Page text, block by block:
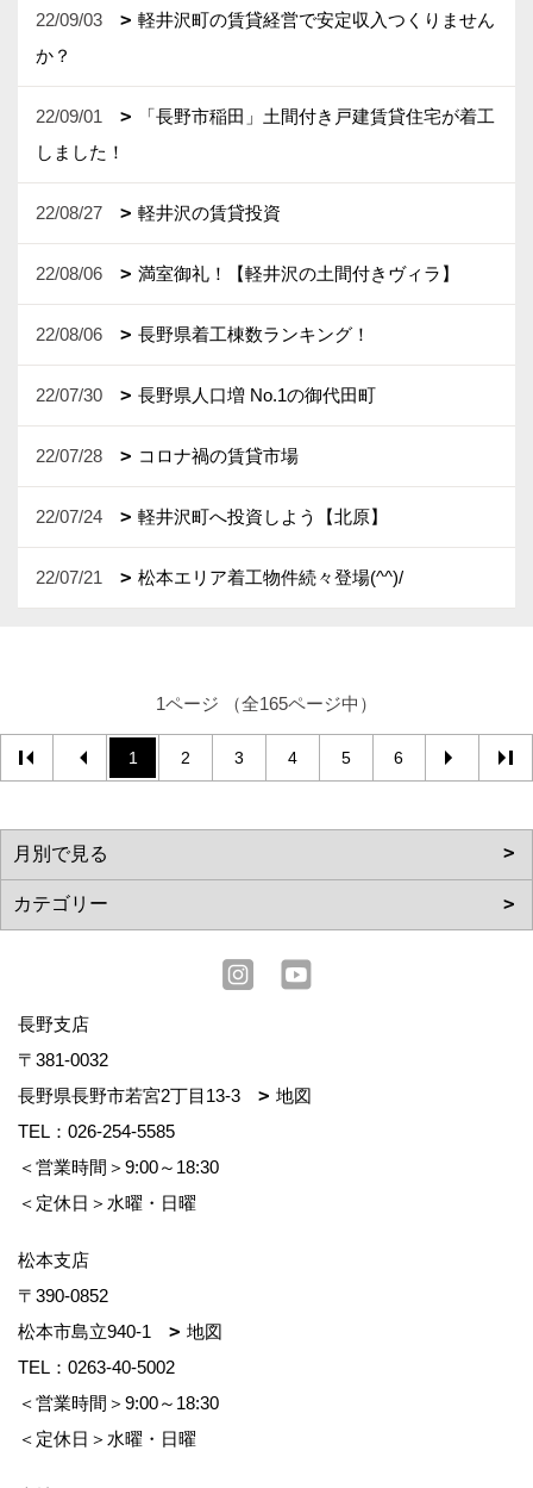
22/09/03
軽井沢町の賃貸経営で安定収入つくりません
か？
22/09/01
「長野市稲田」土間付き戸建賃貸住宅が着工
しました！
22/08/27 軽井沢の賃貸投資
22/08/06 満室御礼！【軽井沢の土間付きヴィラ】
22/08/06 長野県着工棟数ランキング！
22/07/30 長野県人口増 No.1の御代田町
22/07/28 コロナ禍の賃貸市場
22/07/24 軽井沢町へ投資しよう【北原】
22/07/21 松本エリア着工物件続々登場(^^)/
1ページ （全165ページ中）
1 2 3 4 5 6
長野支店
〒381-0032
長野県長野市若宮2丁目13-3
地図
TEL： 026-254-5585
＜営業時間＞9:00～18:30
＜定休日＞水曜・日曜
松本支店
〒390-0852
松本市島立940-1
地図
TEL： 0263-40-5002
＜営業時間＞9:00～18:30
＜定休日＞水曜・日曜